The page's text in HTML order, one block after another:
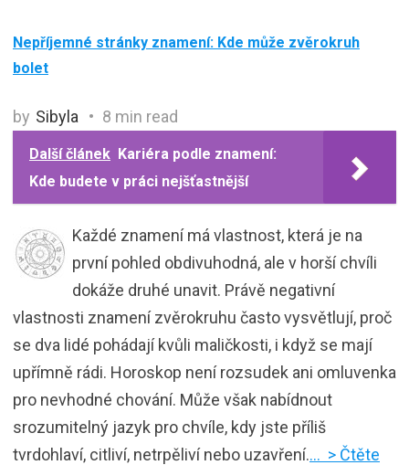
Nepříjemné stránky znamení: Kde může zvěrokruh
bolet
by Sibyla 8 min read
Další článek Kariéra podle znamení:
Kde budete v práci nejšťastnější
Každé znamení má vlastnost, která je na
první pohled obdivuhodná, ale v horší chvíli
dokáže druhé unavit. Právě negativní
vlastnosti znamení zvěrokruhu často vysvětlují, proč
se dva lidé pohádají kvůli maličkosti, i když se mají
upřímně rádi. Horoskop není rozsudek ani omluvenka
pro nevhodné chování. Může však nabídnout
srozumitelný jazyk pro chvíle, kdy jste příliš
tvrdohlaví, citliví, netrpěliví nebo uzavření.… > Čtěte